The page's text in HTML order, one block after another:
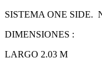
SISTEMA ONE SIDE.
DIMENSIONES :
LARGO 2.03 M